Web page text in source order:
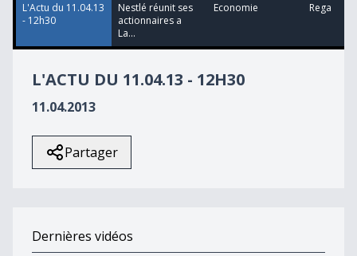
L'Actu du 11.04.13
- 12h30
Nestlé réunit ses
actionnaires a
La...
Economie Rega
L'ACTU DU 11.04.13 - 12H30
11.04.2013
Partager
Dernières vidéos